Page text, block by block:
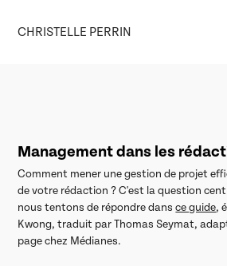
CHRISTELLE PERRIN
Management dans les
Comment mener une gestion de projet
de votre rédaction ? C'est la question
nous tentons de répondre dansce guide,
Kwong, traduit par Thomas Seymat,
page chez Médianes.